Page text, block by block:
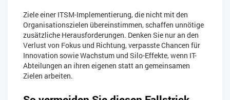
Ziele einer ITSM-Implementierung, die nicht mit den
Organisationszielen übereinstimmen, schaffen unnötige
zusätzliche Herausforderungen. Denken Sie nur an den
Verlust von Fokus und Richtung, verpasste Chancen für
Innovation sowie Wachstum und Silo-Effekte, wenn IT-
Abteilungen an ihren eigenen statt an gemeinsamen
Zielen arbeiten.